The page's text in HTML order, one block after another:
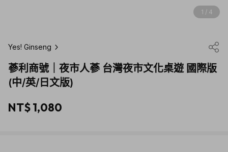
1 / 4
Yes! Ginseng
蔘利商號｜夜市人蔘 台灣夜市文化桌遊 國際版
(中/英/日文版)
NT$ 1,080